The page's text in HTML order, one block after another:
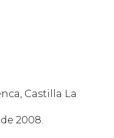
Castilla La
2008.